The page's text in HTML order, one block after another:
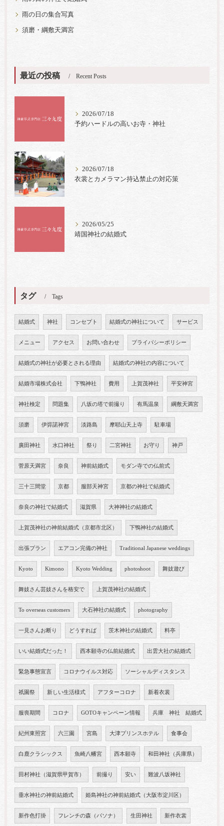
雨の日の集合写真
須磨・綱敷天満宮
最近の投稿 Recent Posts
2026/07/18
予約ハードルの高いお寺・神社
2026/07/18
衣裳とカメラマン持込禁止の対応策
2026/05/25
靖国神社の結婚式
タグ Tags
結婚式 神社 コンセプト 結婚式の神社について サービス
メニュー アクセス お問い合わせ プライバシーポリシー
結婚式の神社が必要とされる理由 結婚式の神社の内容について
結婚市場株式会社 下鴨神社 費用 上賀茂神社 平安神宮
神社検定 問題集 八坂の塔で前撮り 有馬温泉 綱敷天満宮
須磨 伊弉諾神宮 淡路島 摩耶山天上寺 駐車場
廣田神社 水口神社 祭り 二宮神社 お守り 神戸
菅原天満宮 奈良 神前結婚式 モダン寺での仏前式
三十三間堂 京都 服部天神宮 京都の神社で結婚式
奈良の神社で結婚式 滋賀県 大神神社の結婚式
上賀茂神社の神前結婚式（京都市北区） 下鴨神社の結婚式
出張プラン エアコン完備の神社 Traditional Japanese weddings
Kyoto Kimono Kyoto Wedding photoshoot 舞妓遊び
舞妓さん芸妓さんを格安で 上賀茂神社の結婚式
To overseas customers 大石神社の結婚式 photography
一見さんお断り どうすれば 茨木神社の結婚式 料亭
いい結婚式だった！ 西本願寺の仏前結婚式 出雲大社の結婚式
緊急事態宣言 コロナウイルス対応 ソーシャルディスタンス
祇園祭 新しい生活様式 アフターコロナ 新着衣裳
服喪期間 コロナ GOTOキャンペーン情報 兵庫 神社 結婚式
紀州東照宮 六三園 宮島 大津プリンスホテル 食事会
白鹿クラシックス 魚崎八幡宮 西本願寺 和田神社（兵庫県）
田村神社（滋賀県甲賀市） 前撮り 安い 難波八坂神社
垂水神社の神前結婚式 姫島神社の神前結婚式（大阪市淀川区）
新作色打掛 フレンチの森（パソナ） 生田神社 新作衣裳